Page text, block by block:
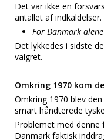
Det var ikke en
antallet af
For Danmark
Det lykkedes i sidste
valgret.
Omkring 1970 kom
Omkring 1970 blev
smart håndterede
Problemet med
Danmark faktisk